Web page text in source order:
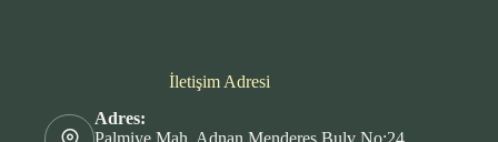
İletişim Adresi
Adres:
Palmiye Mah. Adnan Menderes Bulv No:24